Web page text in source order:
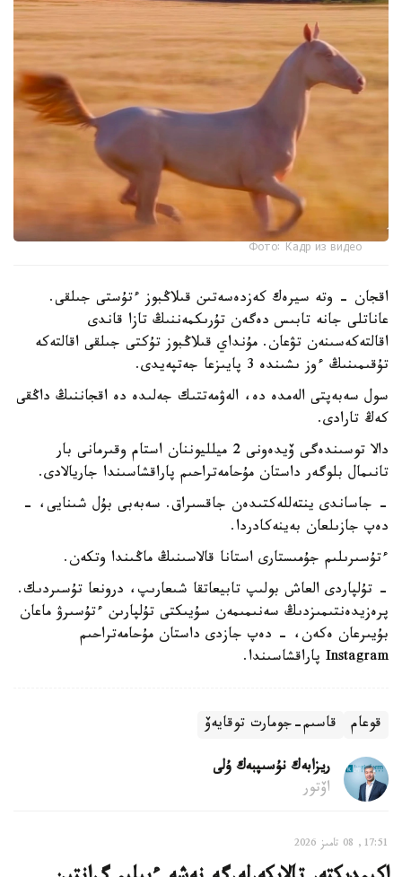
Фото: Кадр из видео
اقجان - وتە سيرەك كەزدەسەتىن قىلاڭبوز ءتۇستى جىلقى.
عاناتلى جانە تابىس دەگەن تۇرىكمەننىڭ تازا قاندى
اقالتەكەسىنەن تۋعان. مۇنداي قىلاڭبوز تۇكتى جىلقى اقالتەكە
تۇقىمىنىڭ ءوز ىشىندە 3 پايىزعا جەتپەيدى.
سول سەبەپتى الەمدە دە، الەۋمەتتىك جەلىدە دە اقجاننىڭ داڭقى
كەڭ تارادى.
دالا توسىندەگى ۆيدەونى 2 ميلليوننان استام وقىرمانى بار
تانىمال بلوگەر داستان مۇحامەتراحىم پاراقشاسىندا جاريالادى.
- جاساندى ينتەللەكتىدەن جاقسىراق. سەبەبى بۇل شىنايى، -
دەپ جازىلعان بەينەكادردا.
ءتۇسىرىلىم جۇمىستارى استانا قالاسىنىڭ ماڭىندا وتكەن.
- تۇلپاردى العاش بولىپ تابيعاتقا شىعارىپ، درونعا تۇسىردىك.
پرەزيدەنتىمىزدىڭ سەنىمىمەن سۇيىكتى تۇلپارىن ءتۇسىرۋ ماعان
بۇيىرعان ەكەن، - دەپ جازدى داستان مۇحامەتراحىم
Instagram پاراقشاسىندا.
قوعام قاسىم-جومارت توقايەۆ
ريزابەك نۇسىپبەك ۇلى
اۆتور
17:51, 08 تامىز 2026